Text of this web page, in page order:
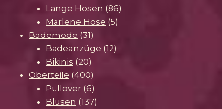
Produkte
Lange Hosen 8686
Marlene Hose 55
Bademode 3131
Produkte
Badeanzüge 1212
Bikinis 2020
Produkte
Oberteile 400400
Produkte
Pullover 66
Produkte
Blusen 137137